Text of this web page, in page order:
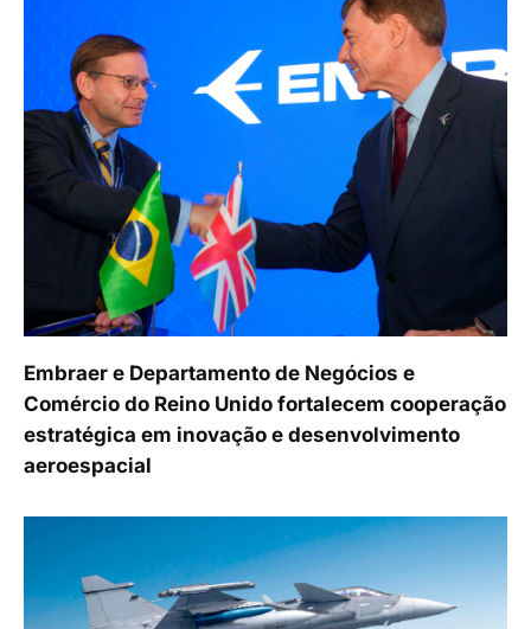
Embraer e Departamento de Negócios e
Comércio do Reino Unido fortalecem cooperação
estratégica em inovação e desenvolvimento
aeroespacial